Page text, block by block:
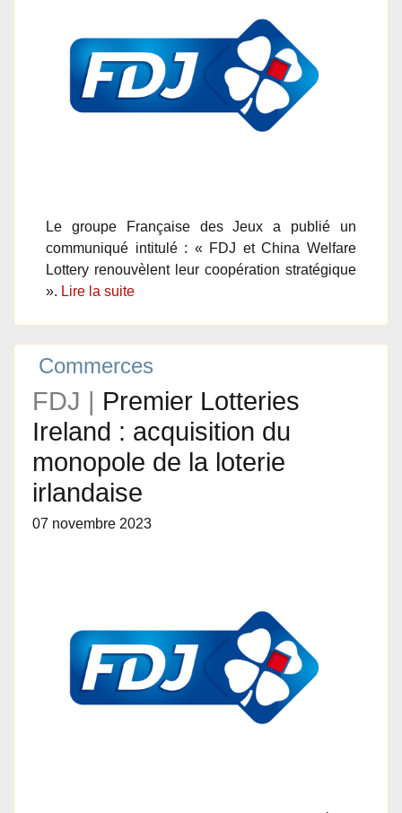
Le groupe Française des Jeux a publié un
communiqué intitulé : « FDJ et China Welfare
Lottery renouvèlent leur coopération stratégique
». Lire la suite
Commerces
FDJ | Premier Lotteries
Ireland : acquisition du
monopole de la loterie
irlandaise
07 novembre 2023